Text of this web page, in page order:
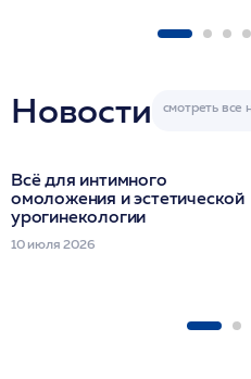
Новости
Всё для интимного
омоложения и эстетической
урогинекологии
10 июля 2026